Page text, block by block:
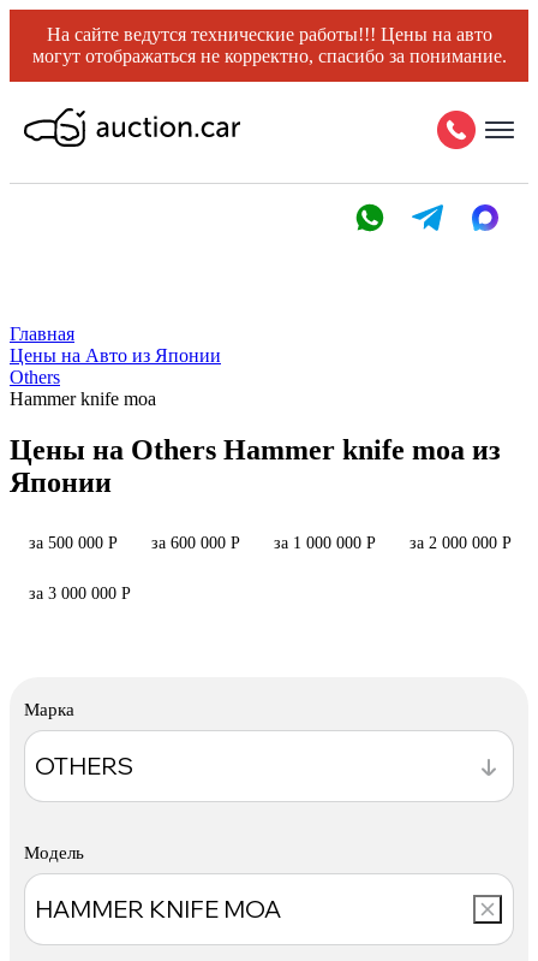
На сайте ведутся технические работы!!! Цены на авто
могут отображаться не корректно, спасибо за понимание.
Главная
Цены на Авто из Японии
Others
Hammer knife moa
Цены на Others Hammer knife moa из
Японии
за 500 000 Р за 600 000 Р за 1 000 000 Р за 2 000 000 Р
за 3 000 000 Р
Марка
Модель